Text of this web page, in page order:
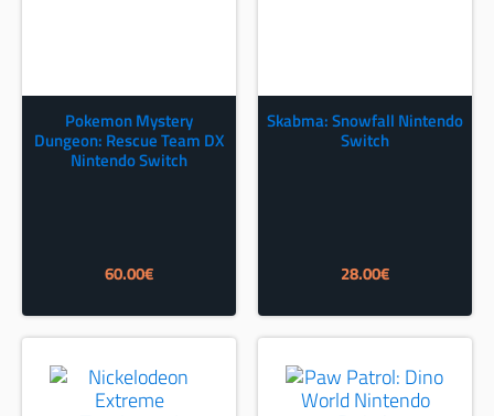
Pokemon Mystery
Dungeon: Rescue Team DX
Nintendo Switch
60.00€
Skabma: Snowfall Nintendo
Switch
28.00€